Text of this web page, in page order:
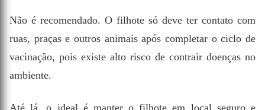
Não é recomendado. O filhote só deve ter contato com
ruas, praças e outros animais após completar o ciclo de
vacinação, pois existe alto risco de contrair doenças no
ambiente.
Até lá, o ideal é manter o filhote em local seguro e